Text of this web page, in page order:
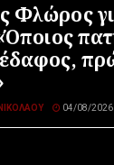
Φλώρος
04/08/2026